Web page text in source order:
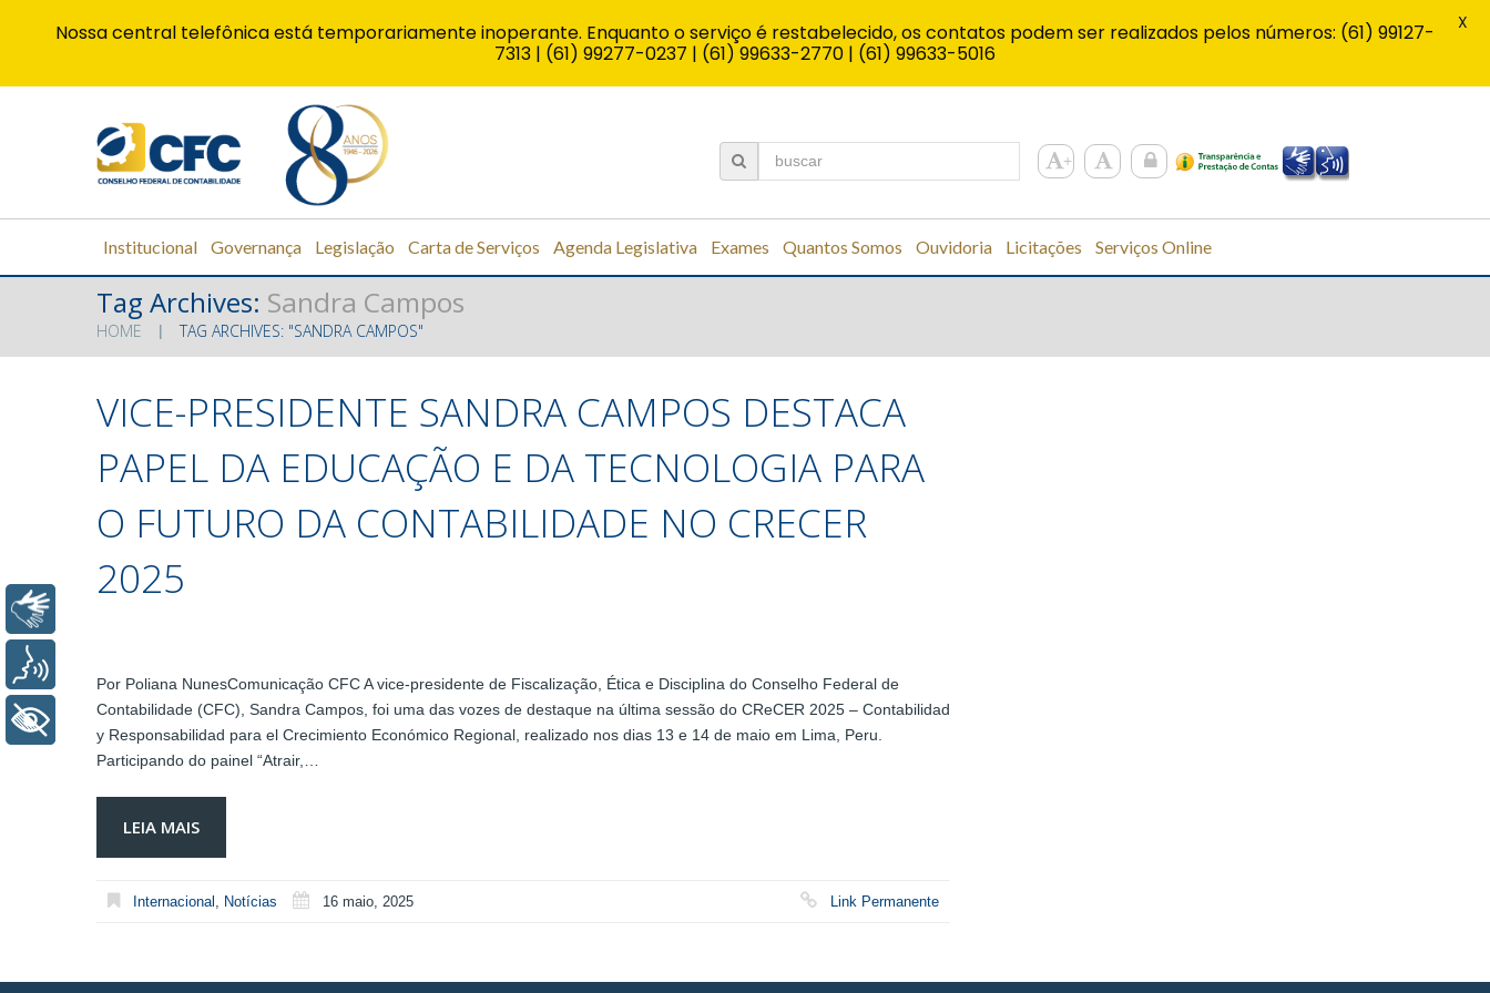
Institucional Governança Legislação Carta de Serviços Agenda Legislativa Exames Quantos Somos Ouvidoria Licitações Serviços Online
Tag Archives: Sandra Campos
HOME TAG ARCHIVES: "SANDRA CAMPOS"
VICE-PRESIDENTE SANDRA CAMPOS DESTACA
PAPEL DA EDUCAÇÃO E DA TECNOLOGIA PARA
O FUTURO DA CONTABILIDADE NO CRECER
2025
Por Poliana NunesComunicação CFC A vice-presidente de Fiscalização, Ética e Disciplina do Conselho Federal de
Contabilidade (CFC), Sandra Campos, foi uma das vozes de destaque na última sessão do CReCER 2025 – Contabilidad
y Responsabilidad para el Crecimiento Económico Regional, realizado nos dias 13 e 14 de maio em Lima, Peru.
Participando do painel “Atrair,…
LEIA MAIS
Internacional Notícias 16 maio, 2025 Link Permanente
Nossa central telefônica está temporariamente inoperante. Enquanto o serviço é restabelecido, os contatos podem ser realizados pelos números: (61) 99127-
7313 | (61) 99277-0237 | (61) 99633-2770 | (61) 99633-5016
X
+ Acessibilidade